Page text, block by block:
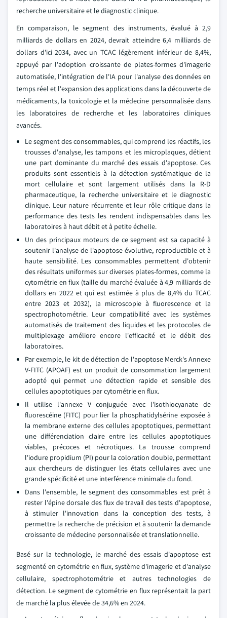
recherche universitaire et le diagnostic clinique.
En comparaison, le segment des instruments, évalué à 2,9
milliards de dollars en 2024, devrait atteindre 6,4 milliards de
dollars d'ici 2034, avec un TCAC légèrement inférieur de 8,4%,
appuyé par l'adoption croissante de plates-formes d'imagerie
automatisée, l'intégration de l'IA pour l'analyse des données en
temps réel et l'expansion des applications dans la découverte de
médicaments, la toxicologie et la médecine personnalisée dans
les laboratoires de recherche et les laboratoires cliniques
avancés.
Le segment des consommables, qui comprend les réactifs, les
trousses d'analyse, les tampons et les microplaques, détient
une part dominante du marché des essais d'apoptose. Ces
produits sont essentiels à la détection systématique de la
mort cellulaire et sont largement utilisés dans la R-D
pharmaceutique, la recherche universitaire et le diagnostic
clinique. Leur nature récurrente et leur rôle critique dans la
performance des tests les rendent indispensables dans les
laboratoires à haut débit et à petite échelle.
Un des principaux moteurs de ce segment est sa capacité à
soutenir l'analyse de l'apoptose évolutive, reproductible et à
haute sensibilité. Les consommables permettent d'obtenir
des résultats uniformes sur diverses plates-formes, comme la
cytométrie en flux (taille du marché évaluée à 4,9 milliards de
dollars en 2022 et qui est estimée à plus de 8,4% du TCAC
entre 2023 et 2032), la microscopie à fluorescence et la
spectrophotométrie. Leur compatibilité avec les systèmes
automatisés de traitement des liquides et les protocoles de
multiplexage améliore encore l'efficacité et le débit des
laboratoires.
Par exemple, le kit de détection de l'apoptose Merck's Annexe
V-FITC (APOAF) est un produit de consommation largement
adopté qui permet une détection rapide et sensible des
cellules apoptotiques par cytométrie en flux.
Il utilise l'annexe V conjuguée avec l'isothiocyanate de
fluorescéine (FITC) pour lier la phosphatidylsérine exposée à
la membrane externe des cellules apoptotiques, permettant
une différenciation claire entre les cellules apoptotiques
viables, précoces et nécrotiques. La trousse comprend
l'iodure propidium (PI) pour la coloration double, permettant
aux chercheurs de distinguer les états cellulaires avec une
grande spécificité et une interférence minimale du fond.
Dans l'ensemble, le segment des consommables est prêt à
rester l'épine dorsale des flux de travail des tests d'apoptose,
à stimuler l'innovation dans la conception des tests, à
permettre la recherche de précision et à soutenir la demande
croissante de médecine personnalisée et translationnelle.
Basé sur la technologie, le marché des essais d'apoptose est
segmenté en cytométrie en flux, système d'imagerie et d'analyse
cellulaire, spectrophotométrie et autres technologies de
détection. Le segment de cytométrie en flux représentait la part
de marché la plus élevée de 34,6% en 2024.